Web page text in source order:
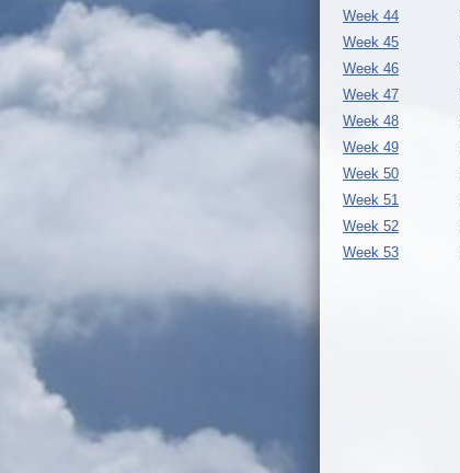
Week 44
Week 45
Week 46
Week 47
Week 48
Week 49
Week 50
Week 51
Week 52
Week 53